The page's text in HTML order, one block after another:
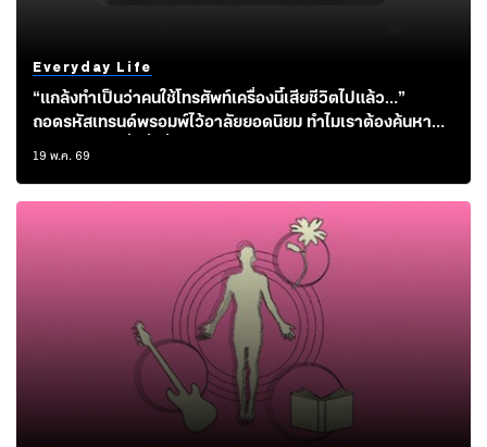
Everyday Life
“แกล้งทำเป็นว่าคนใช้โทรศัพท์เครื่องนี้เสียชีวิตไปแล้ว…”
ถอดรหัสเทรนด์พรอมพ์ไว้อาลัยยอดนิยม ทำไมเราต้องค้นหาตัว
ตนจากเอไอ เมื่อสิ่งที่ซ่อนอยู่ภายในอาจเป็นความรู้สึกอยากถูก
19 พ.ค. 69